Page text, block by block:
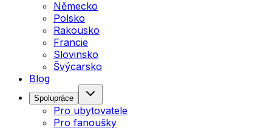
Německo
Polsko
Rakousko
Francie
Slovinsko
Švýcarsko
Blog
Spolupráce
Pro ubytovatele
Pro fanoušky